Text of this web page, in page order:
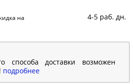
на
4-5 раб. дн.
способа доставки возможен
подробнее